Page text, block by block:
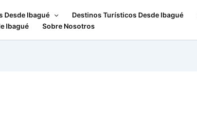
Desde Ibagué Destinos Turísticos Desde Ibagué
Ibagué
Sobre Nosotros